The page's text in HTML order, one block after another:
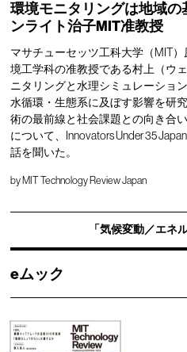
環境モニタリングは地域
ンライト治子MIT准教授
マサチューセッツ工科大学（MIT
境工学科の准教授である村上（ウ
ニタリングと水理シミュレーショ
水循環・生態系に及ぼす影響を研
術の最前線と社会課題との向き合
について、Innovators Under 35
話を聞いた。
by MIT Technology Review Japan
「気候変動／エネ
eムック